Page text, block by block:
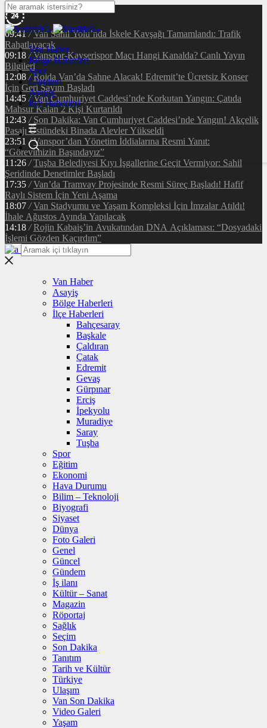
Van Haber
Bölge Haberleri
Spor
Gündem
Asayiş
İlçe Haberleri
09:41 / Van Sahil Yolu’nda İskele Kavşağı Tamamlandı: Trafik
Rahatlayacak
09:18 / Vanspor-Kayserispor Maçı Hangi Kanalda? Canlı Yayın
Bilgileri
12:08 / Rojda Van’da Sahne Alacak! Edremit’te Ücretsiz Konser
İçin Geri Sayım Başladı
14:45 / Van Cumhuriyet Caddesi’nde Korkutan Yangın: Çatıda
Mahsur Kalan 2 Kişi Kurtarıldı
12:43 / Son Dakika: Van Cumhuriyet Caddesi’nde Yangın! Akçelik
Pasajı Üstündeki Binada Alevler Yükseldi
23:51 / Vanspor’dan Yönetim İddialarına Resmi Yanıt:
“Görevimizin Başındayız”
11:26 / Tuşba Belediyesi Kıyı İşgallerine Geçit Vermiyor: Sahil
Şeridinde Denetimler Başladı
17:35 / Van’da Tramvay Projesinde Resmi Süreç Başladı! Hafif
Raylı Sistem İçin Yeni Aşama
18:07 / Van Stadyumu ve Yaşam Kompleksi İçin İmzalar Atıldı!
İhale Ağustos Ayında Yapılacak
14:18 / Rojin Kabaiş’in Avukatından DNA Açıklaması: “Dosyadaki
İşlemi Gözden Kaçırdım”
Van Haber
Asayiş
Bölge Haberleri
İlçe Haberleri
Bahçesaray
Başkale
Çaldıran
Çatak
Edremit
Gevaş
Gürpınar
Erciş
İpekyolu
Muradiye
Saray
Tuşba
Spor
Eğitim
Ekonomi
Hava Durumu
Bilim – Teknoloji
Biyografi
Siyaset
Dünya
Foto Galeri
Genel
Güncel
Gündem
İş ilanı
Kültür – Sanat
Magazin
Röportaj
Sağlık
Seçim
Son Dakika
Tanıtım
Tarih ve Kültür
Türkiye
Ulaşım
Van Son Dakika
Video Galeri
Yaşam